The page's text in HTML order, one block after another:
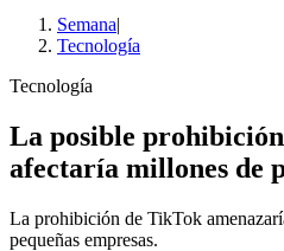
Semana|
Tecnología
Tecnología
La posible
afectaría millones de
La prohibición de TikTok
pequeñas empresas.